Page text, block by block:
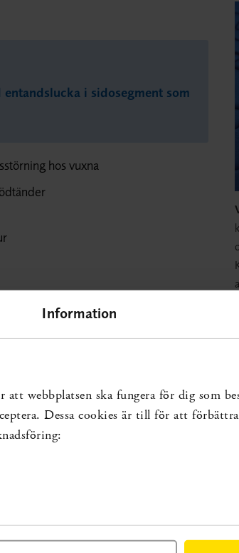
Information
att webbplatsen ska fungera för dig som
Dessa cookies är till för att
i sidosegment som
hos vuxna
5 är den högsta möjliga
har en måttlig överlevnad och kan
och kräver recementering.
har bedömts av Socialstyrelsens